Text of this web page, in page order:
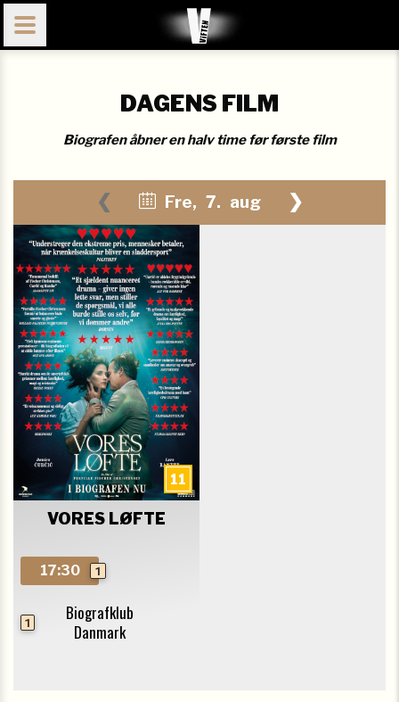
DAGENS FILM
Biografen åbner en halv time før første film